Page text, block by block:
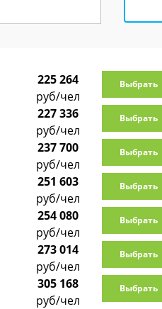
225 264
руб/чел
Выбрать
227 336
руб/чел
Выбрать
237 700
руб/чел
Выбрать
251 603
руб/чел
Выбрать
254 080
руб/чел
Выбрать
273 014
руб/чел
Выбрать
305 168
руб/чел
Выбрать